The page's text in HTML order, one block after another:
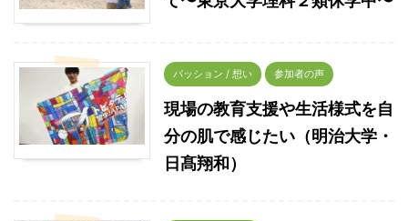
パッション / 想い 参加者の声
現場の教育支援や生活様式を自
分の肌で感じたい（明治大学・
日髙翔和）